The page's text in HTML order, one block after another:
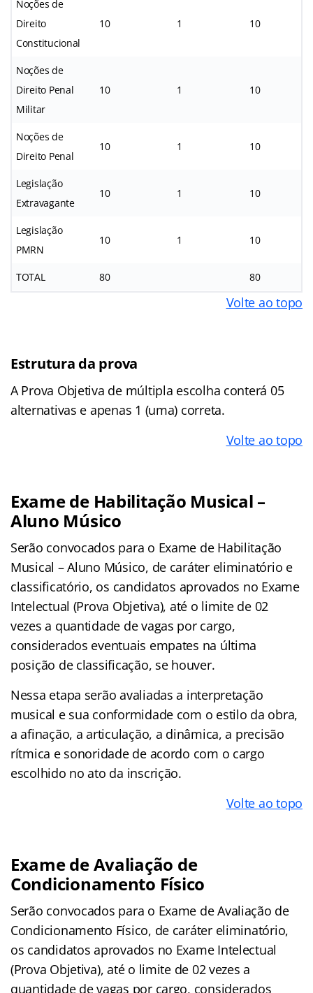
Noções de
Direito
Constitucional
10 1 10
Noções de
Direito Penal
Militar
10 1 10
Noções de
Direito Penal
10 1 10
Legislação
Extravagante
10 1 10
Legislação
PMRN
10 1 10
TOTAL 80 80
Volte ao topo
Estrutura da prova
A Prova Objetiva de múltipla escolha conterá 05
alternativas e apenas 1 (uma) correta.
Volte ao topo
Exame de Habilitação Musical –
Aluno Músico
Serão convocados para o Exame de Habilitação
Musical – Aluno Músico, de caráter eliminatório e
classificatório, os candidatos aprovados no Exame
Intelectual (Prova Objetiva), até o limite de 02
vezes a quantidade de vagas por cargo,
considerados eventuais empates na última
posição de classificação, se houver.
Nessa etapa serão avaliadas a interpretação
musical e sua conformidade com o estilo da obra,
a afinação, a articulação, a dinâmica, a precisão
rítmica e sonoridade de acordo com o cargo
escolhido no ato da inscrição.
Volte ao topo
Exame de Avaliação de
Condicionamento Físico
Serão convocados para o Exame de Avaliação de
Condicionamento Físico, de caráter eliminatório,
os candidatos aprovados no Exame Intelectual
(Prova Objetiva), até o limite de 02 vezes a
quantidade de vagas por cargo, considerados